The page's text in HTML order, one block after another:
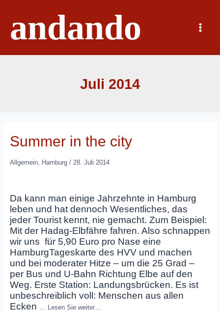
springenandando
Main
Menu
Juli 2014
Summer in the city
Allgemein, Hamburg/ 28. Juli 2014
Da kann man einige Jahrzehnte in Hamburg
leben und hat dennoch Wesentliches, das
jeder Tourist kennt, nie gemacht. Zum Beispiel:
Mit der Hadag-Elbfähre fahren. Also schnappen
wir uns für 5,90 Euro pro Nase eine
HamburgTageskarte des HVV und machen
und bei moderater Hitze – um die 25 Grad –
per Bus und U-Bahn Richtung Elbe auf den
Weg. Erste Station: Landungsbrücken. Es ist
unbeschreiblich voll: Menschen aus allen
Ecken
Lesen Sie weiter…